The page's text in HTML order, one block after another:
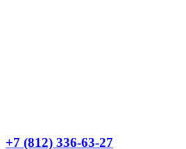
+7 (812) 336-63-27